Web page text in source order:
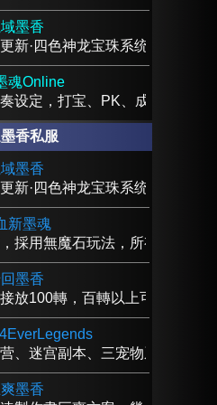
墨香
新·四色神龙宝珠系统·全新简化
魂Online
设定，打宝、PK、成长更爽快
香私服
墨香
新·四色神龙宝珠系统·全新简化
新墨魂
採用無魔石玩法，所有裝備資
墨香
放100轉，百轉以上可獲得大
、迷宫副本、三宠物系统
墨香